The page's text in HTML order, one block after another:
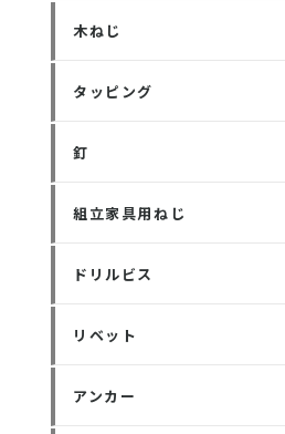
木ねじ
タッピング
釘
組立家具用ねじ
ドリルビス
リベット
アンカー